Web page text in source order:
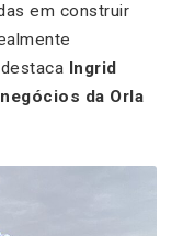
em construir
Ingrid
da Orla